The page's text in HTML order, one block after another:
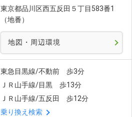
東京都品川区西五反田５丁目583番1
（地番）
地図・周辺環境
東急目黒線/不動前 歩3分
ＪＲ山手線/目黒 歩13分
ＪＲ山手線/五反田 歩12分
乗り換え検索